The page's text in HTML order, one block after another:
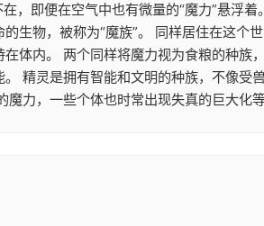
，即便在空气中也有微量的“魔力”悬
生物，被称为“魔族”。 同样居住在这
体内。 两个同样将魔力视为食粮的种
精灵是拥有智能和文明的种族，不像
力，一些个体也时常出现失真的巨大